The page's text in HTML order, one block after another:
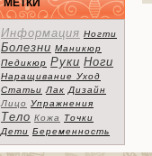
МЕТКИ
Информация Ногти
Болезни Маникюр
Педикюр Руки Ноги
Наращивание Уход
Статьи Лак Дизайн
Лицо Упражнения
Тело Кожа
Точки
Дети Беременность